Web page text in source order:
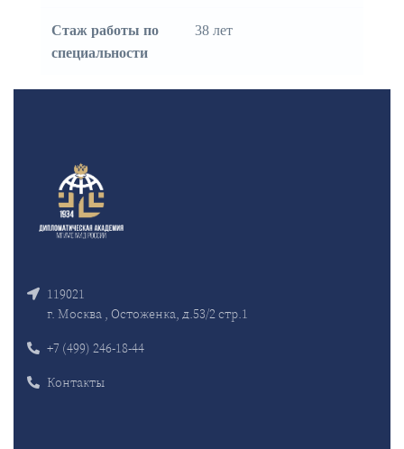
Стаж работы по
специальности
38 лет
119021
г. Москва , Остоженка, д.53/2 стр.1
+7 (499) 246-18-44
Контакты